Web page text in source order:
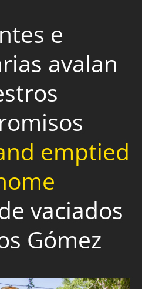
e
avalan
emptied
vaciados
Gómez